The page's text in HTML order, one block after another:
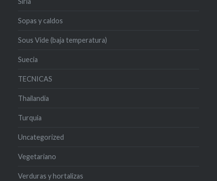
Sopas y caldos
Sous Vide (baja temperatura)
Suecia
TECNICAS
Thailandia
Turquia
Uncategorized
Vegetariano
Verduras y hortalizas